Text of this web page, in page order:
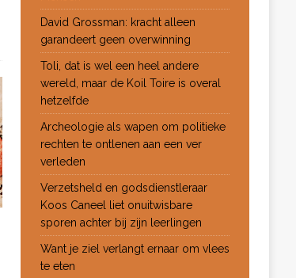
David Grossman: kracht alleen
garandeert geen overwinning
Toli, dat is wel een heel andere
wereld, maar de Koil Toire is overal
hetzelfde
Archeologie als wapen om politieke
rechten te ontlenen aan een ver
verleden
Verzetsheld en godsdienstleraar
Koos Caneel liet onuitwisbare
sporen achter bij zijn leerlingen
Want je ziel verlangt ernaar om vlees
te eten